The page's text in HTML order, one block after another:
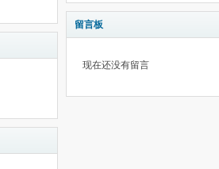
留言板
现在还没有留言